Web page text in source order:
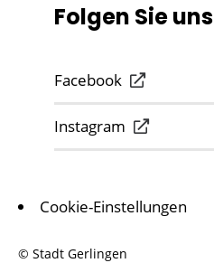
Folgen Sie uns
Facebook
Instagram
Cookie-Einstellungen
© Stadt Gerlingen